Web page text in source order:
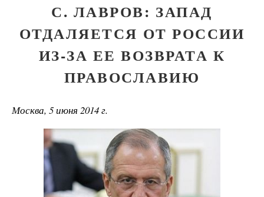
С. ЛАВРОВ: ЗАПАД
ОТДАЛЯЕТСЯ ОТ РОССИИ
ИЗ-ЗА ЕЕ ВОЗВРАТА К
ПРАВОСЛАВИЮ
Москва, 5 июня 2014 г.